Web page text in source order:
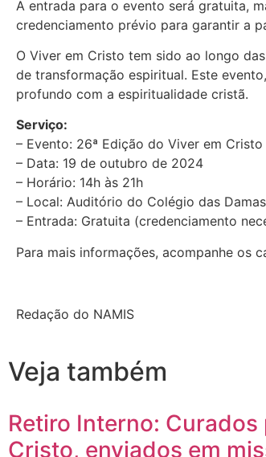
A entrada para o evento será gratuita,
credenciamento prévio para garantir a
O Viver em Cristo tem sido ao longo
de transformação espiritual. Este
profundo com a espiritualidade cristã.
Serviço:
– Evento: 26ª Edição do Viver em Cristo
– Data: 19 de outubro de 2024
– Horário: 14h às 21h
– Local: Auditório do Colégio das
– Entrada: Gratuita (credenciamento
Para mais informações, acompanhe os
Redação do NAMIS
Veja também
Retiro Interno: Curados
Cristo, enviados em